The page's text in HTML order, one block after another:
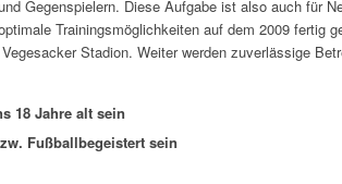
Gegenspielern. Diese Aufgabe ist also auch für
Trainingsmöglichkeiten auf dem 2009 fertig
Stadion. Weiter werden zuverlässige
18 Jahre alt sein
Fußballbegeistert sein